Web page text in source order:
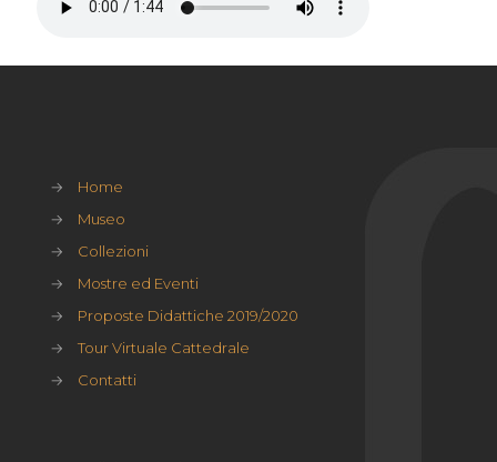
→
Home
→
Museo
→
Collezioni
→
Mostre ed Eventi
→
Proposte Didattiche 2019/2020
→
Tour Virtuale Cattedrale
→
Contatti